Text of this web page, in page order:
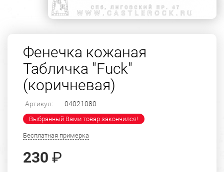
Фенечка кожаная
Табличка "Fuck"
(коричневая)
Артикул: 04021080
Выбранный Вами товар закончился!
Бесплатная примерка
230 ₽